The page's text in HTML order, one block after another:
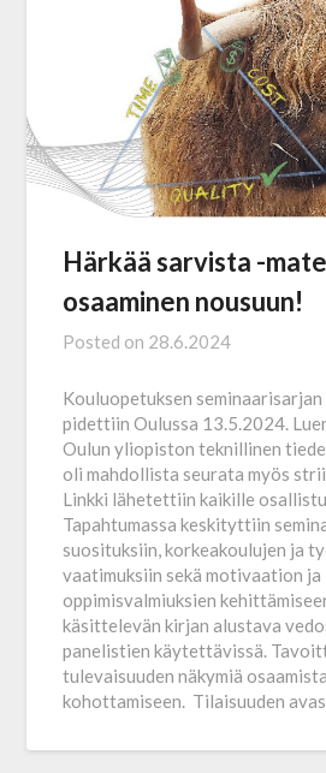
Härkää sarvista -
osaaminen nousuun!
Posted on 28.6.2024
Kouluopetuksen
pidettiin Oulussa 13.5.2024.
Oulun yliopiston teknillinen
oli mahdollista seurata myös
Linkki lähetettiin kaikille
Tapahtumassa keskityttiin
suosituksiin, korkeakoulujen ja
vaatimuksiin sekä motivaation ja
oppimisvalmiuksien
käsittelevän kirjan alustava
panelistien käytettävissä.
tulevaisuuden näkymiä
kohottamiseen. Tilaisuuden